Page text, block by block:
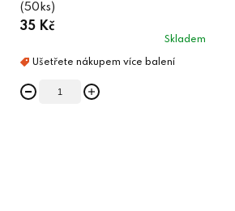
(50ks)
35 Kč
Skladem